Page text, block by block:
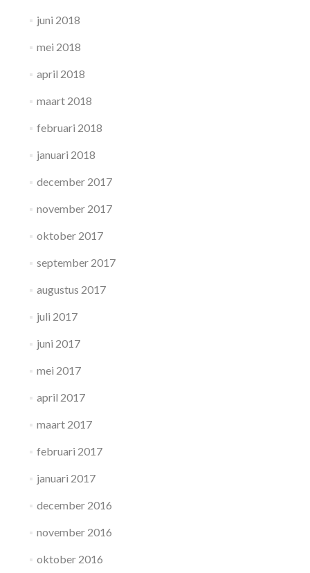
juni 2018
mei 2018
april 2018
maart 2018
februari 2018
januari 2018
december 2017
november 2017
oktober 2017
september 2017
augustus 2017
juli 2017
juni 2017
mei 2017
april 2017
maart 2017
februari 2017
januari 2017
december 2016
november 2016
oktober 2016